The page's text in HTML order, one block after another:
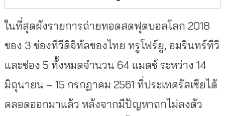
ในที่สุดผังรายการถ่ายทอดสดฟุตบอลโลก 2018
ของ 3 ช่องทีวีดิจิทัลของไทย ทรูโฟร์ยู, อมรินทร์ทีวี
และช่อง 5 ทั้งหมดจำนวน 64 แมตช์ ระหว่าง 14
มิถุนายน – 15 กรกฏาคม 2561 ที่ประเทศรัสเซียได้
คลอดออกมาแล้ว หลังจากมีปัญหาถกไม่ลงตัว